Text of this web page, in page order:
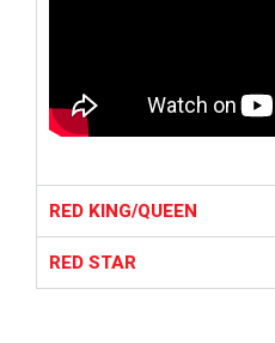
RED KING/QUEEN
RED STAR